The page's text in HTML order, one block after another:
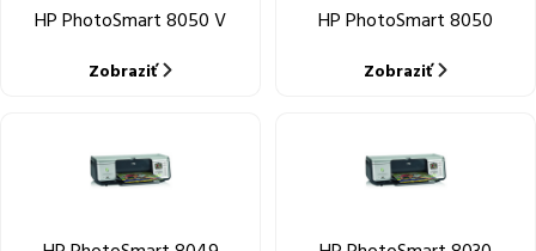
HP PhotoSmart 8050 V
Zobraziť
HP PhotoSmart 8050
Zobraziť